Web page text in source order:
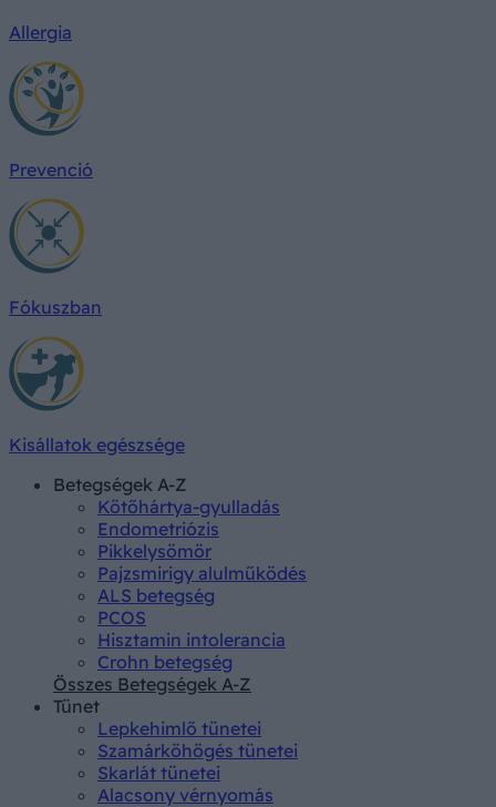
Allergia
Prevenció
Fókuszban
Kisállatok egészsége
Betegségek A-Z
Kötőhártya-gyulladás
Endometriózis
Pikkelysömör
Pajzsmirigy alulműködés
ALS betegség
PCOS
Hisztamin intolerancia
Crohn betegség
Összes Betegségek A-Z
Tünet
Lepkehimlő tünetei
Szamárköhögés tünetei
Skarlát tünetei
Alacsony vérnyomás